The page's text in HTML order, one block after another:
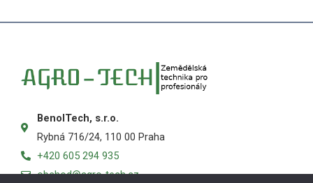
BenolTech, s.r.o.
Rybná 716/24, 110 00 Praha
+420 605 294 935
obchod@agro-tech.cz